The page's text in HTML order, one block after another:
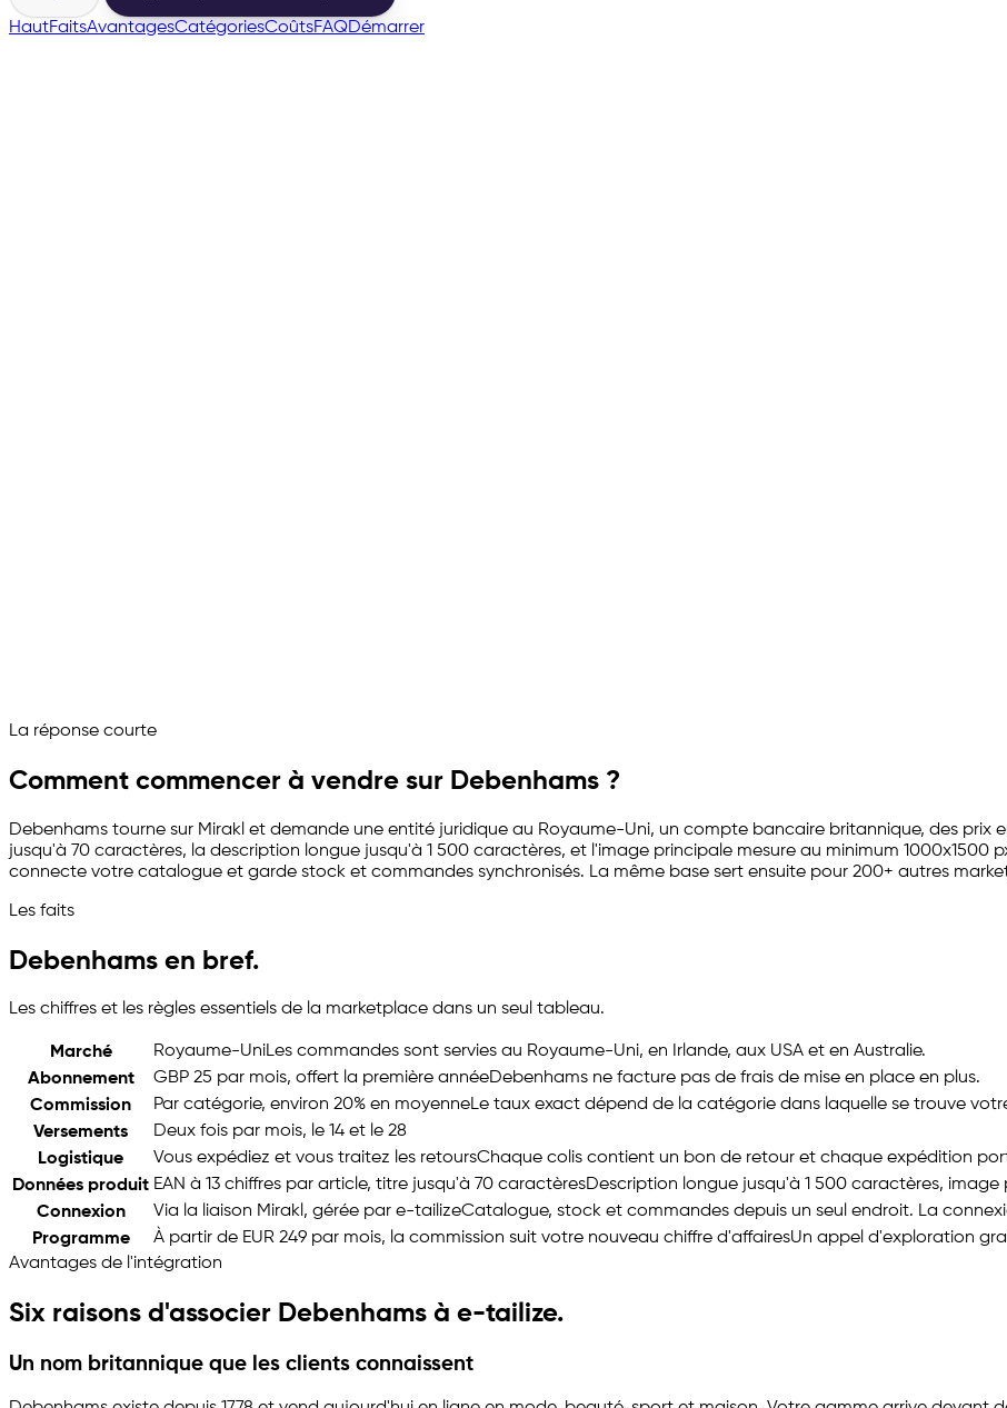
HautFaitsAvantagesCatégoriesCoûtsFAQDémarrer
Channelize Analyze
La réponse courte
Comment commencer à vendre sur Debenhams ?
Debenhams tourne sur Mirakl et demande une entité juridique au Royaume-Uni, un compte bancaire britannique, des prix
jusqu'à 70 caractères, la description longue jusqu'à 1 500 caractères, et l'image principale mesure au minimum 1000x1500
connecte votre catalogue et garde stock et commandes synchronisés. La même base sert ensuite pour 200+ autres
Les faits
Debenhams en bref.
Les chiffres et les règles essentiels de la marketplace dans un seul tableau.
Marché Royaume-UniLes commandes sont servies au Royaume-Uni, en Irlande, aux USA et en Australie.
Abonnement
GBP 25 par mois, offert la première annéeDebenhams ne facture pas de frais de mise en place en plus.
Commission
Par catégorie, environ 20% en moyenneLe taux exact dépend de la catégorie dans laquelle se trouve
Versements
Deux fois par mois, le 14 et le 28
Logistique
Vous expédiez et vous traitez les retoursChaque colis contient un bon de retour et chaque expédition
Données produit EAN à 13 chiffres par article, titre jusqu'à 70 caractèresDescription longue jusqu'à 1 500 caractères,
Connexion
Via la liaison Mirakl, gérée par e-tailizeCatalogue, stock et commandes depuis un seul endroit. La
Programme
À partir de EUR 249 par mois, la commission suit votre nouveau chiffre d'affairesUn appel d'exploration
Avantages de l'intégration
Six raisons d'associer Debenhams à e-tailize.
Un nom britannique que les clients connaissent